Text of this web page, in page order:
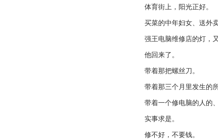
体育街上，阳光正好。
买菜的中年妇女、送外
强王电脑维修店的灯，
他回来了。
带着那把螺丝刀。
带着那三个月里发生的
带着一个修电脑的人的
实事求是。
修不好，不要钱。